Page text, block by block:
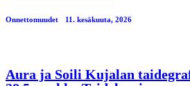
Onnettomuudet 11. kesäkuuta, 2026
Aura ja Soili Kujalan